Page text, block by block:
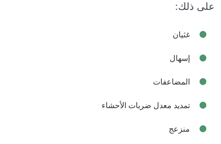
على ذلك:
غثيان
إسهال
المضاعفات
تمديد معدل ضربات الأحشاء
منزعج